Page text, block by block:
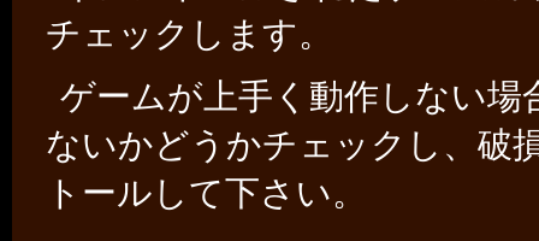
チェックします。
ゲームが上手く動作しない
ないかどうかチェックし、破
トールして下さい。